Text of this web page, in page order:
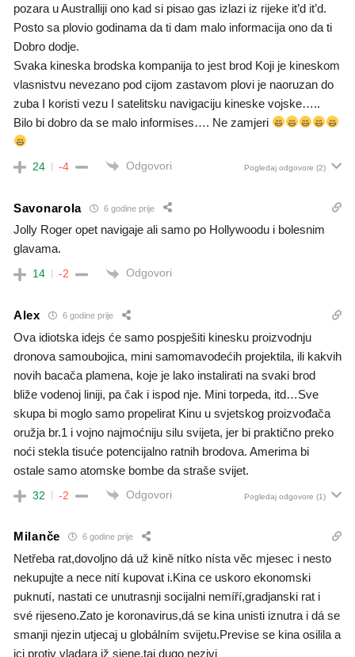
pozara u Australliji ono kad si pisao gas izlazi iz rijeke it’d it’d.
Posto sa plovio godinama da ti dam malo informacija ono da ti
Dobro dodje.
Svaka kineska brodska kompanija to jest brod Koji je kineskom
vlasnistvu nevezano pod cijom zastavom plovi je naoruzan do
zuba I koristi vezu I satelitsku navigaciju kineske vojske…..
Bilo bi dobro da se malo informises…. Ne zamjeri
24 -4 Odgovori Pogledaj odgovore (2)
Savonarola 6 godine prije
Jolly Roger opet navigaje ali samo po Hollywoodu i bolesnim
glavama.
14 -2 Odgovori
Alex 6 godine prije
Ova idiotska idejs će samo pospješiti kinesku proizvodnju
dronova samoubojica, mini samomavodećih projektila, ili kakvih
novih bacača plamena, koje je lako instalirati na svaki brod
bliže vodenoj liniji, pa čak i ispod nje. Mini torpeda, itd…Sve
skupa bi moglo samo propelirat Kinu u svjetskog proizvođača
oružja br.1 i vojno najmoćniju silu svijeta, jer bi praktično preko
noći stekla tisuće potencijalno ratnih brodova. Amerima bi
ostale samo atomske bombe da straše svijet.
32 -2 Odgovori Pogledaj odgovore (1)
Milanče 6 godine prije
Netřeba rat,dovoljno dá už kině nítko nísta věc mjesec i nesto
nekupujte a nece nití kupovat i.Kina ce uskoro ekonomski
puknutí, nastati ce unutrasnji socijalni nemíří,gradjanski rat i
své rijeseno.Zato je koronavirus,dá se kina unisti iznutra i dá se
smanji njezin utjecaj u globálním svijetu.Previse se kina osilila a
ici protiv vladara iž sjene,taj dugo nezivi